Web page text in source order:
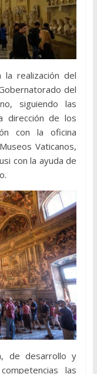
la realización del
del
siguiendo las
dirección de los
con la oficina
Vaticanos,
con la ayuda de
de desarrollo y
las